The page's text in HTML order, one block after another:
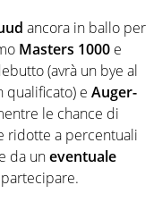
ancora in ballo per
Masters 1000 e
(avrà un bye al
qualificato) e Auger-
le chance di
ridotte a percentuali
da uneventuale